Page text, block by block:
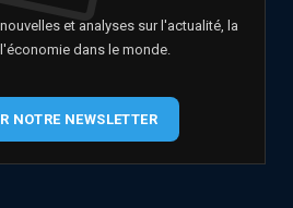
et analyses sur l'actualité, la
dans le monde.
NOTRE NEWSLETTER